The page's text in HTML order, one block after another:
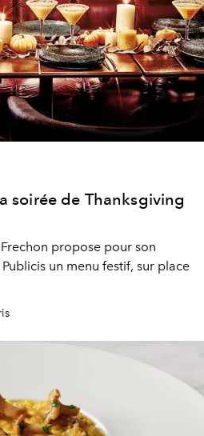
soirée de Thanksgiving
propose pour son
un menu festif, sur place